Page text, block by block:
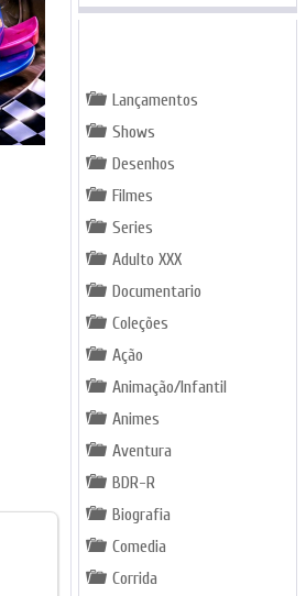
Lançamentos
Shows
Desenhos
Filmes
Series
Adulto XXX
Documentario
Coleções
Ação
Animação/Infantil
Animes
Aventura
BDR-R
Biografia
Comedia
Corrida